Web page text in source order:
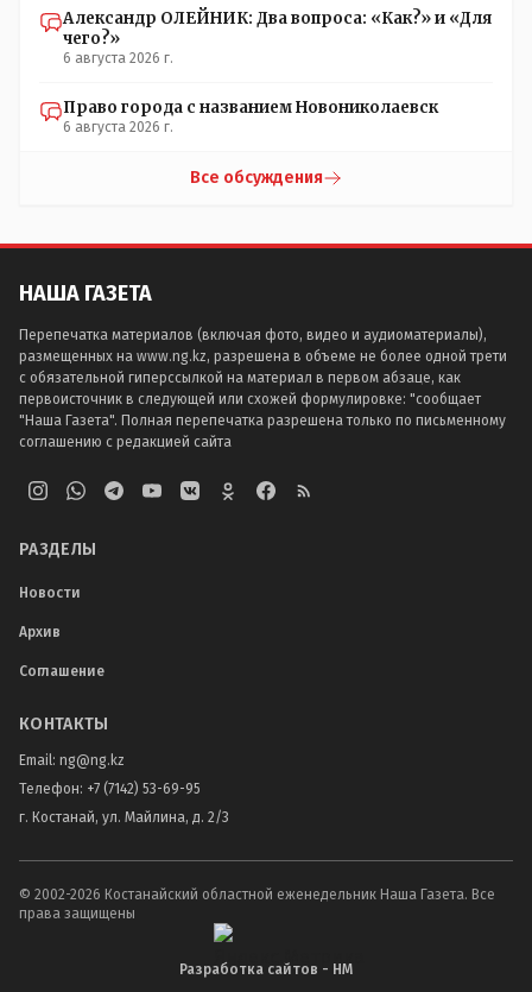
Александр ОЛЕЙНИК: Два вопроса: «Как?» и «Для
чего?»
6 августа 2026 г.
Право города с названием Новониколаевск
6 августа 2026 г.
Все обсуждения
НАША ГАЗЕТА
Перепечатка материалов (включая фото, видео и аудиоматериалы),
размещенных на www.ng.kz, разрешена в объеме не более одной трети
с обязательной гиперссылкой на материал в первом абзаце, как
первоисточник в следующей или схожей формулировке: "сообщает
"Наша Газета". Полная перепечатка разрешена только по письменному
соглашению с редакцией сайта
РАЗДЕЛЫ
Новости
Архив
Соглашение
КОНТАКТЫ
Email: ng@ng.kz
Телефон: +7 (7142) 53-69-95
г. Костанай, ул. Майлина, д. 2/3
© 2002-2026 Костанайский областной еженедельник Наша Газета. Все
права защищены
Разработка сайтов - НМ